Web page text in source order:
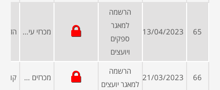
65
13/04/2023
הרשמה
למאגר
ספקים
ויועצים
מכרזי עיריות ומועצות
66
21/03/2023
הרשמה
למאגר יועצים
מכרזים פומביים